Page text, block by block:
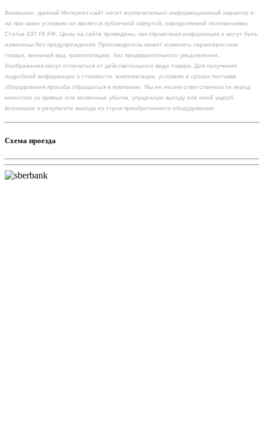
Внимание, данный Интернет-сайт носит исключительно информационный характер и
ни при каких условиях не является публичной офертой, определяемой положениями
Статьи 437 ГК РФ. Цены на сайте приведены, как справочная информация и могут быть
изменены без предупреждения. Производитель может изменить характеристики
товара, внешний вид, комплектацию, без предварительного уведомления.
Изображения могут отличаться от действительного вида товара. Для получения
подробной информации о стоимости, комплектации, условиях и сроках поставки
оборудования просьба обращаться в компанию. Мы не несем ответственности перед
клиентом за прямые или косвенные убытки, упущенную выгоду или иной ущерб,
возникшие в результате выхода из строя приобретенного оборудования.
Схема проезда